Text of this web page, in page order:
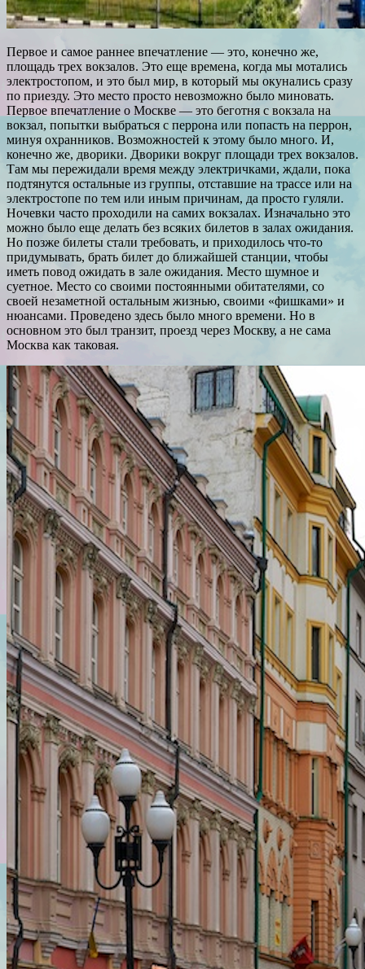
Первое и самое раннее впечатление — это, конечно же,
площадь трех вокзалов. Это еще времена, когда мы мотались
электростопом, и это был мир, в который мы окунались сразу
по приезду. Это место просто невозможно было миновать.
Первое впечатление о Москве — это беготня с вокзала на
вокзал, попытки выбраться с перрона или попасть на перрон,
минуя охранников. Возможностей к этому было много. И,
конечно же, дворики. Дворики вокруг площади трех вокзалов.
Там мы пережидали время между электричками, ждали, пока
подтянутся остальные из группы, отставшие на трассе или на
электростопе по тем или иным причинам, да просто гуляли.
Ночевки часто проходили на самих вокзалах. Изначально это
можно было еще делать без всяких билетов в залах ожидания.
Но позже билеты стали требовать, и приходилось что-то
придумывать, брать билет до ближайшей станции, чтобы
иметь повод ожидать в зале ожидания. Место шумное и
суетное. Место со своими постоянными обитателями, со
своей незаметной остальным жизнью, своими «фишками» и
нюансами. Проведено здесь было много времени. Но в
основном это был транзит, проезд через Москву, а не сама
Москва как таковая.